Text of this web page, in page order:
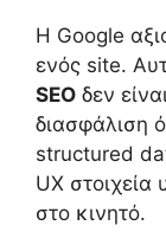
Η Google
ενός site.
SEO δεν
διασφάλιση
structured
UX
στο κινητό.